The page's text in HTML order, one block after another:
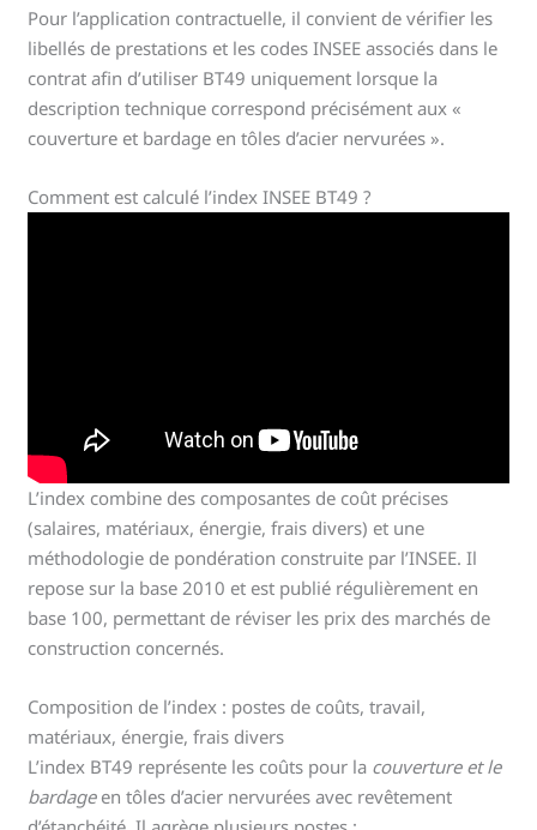
Pour l’application contractuelle, il convient de vérifier les
libellés de prestations et les codes INSEE associés dans le
contrat afin d’utiliser BT49 uniquement lorsque la
description technique correspond précisément aux «
couverture et bardage en tôles d’acier nervurées ».
Comment est calculé l’index INSEE BT49 ?
L’index combine des composantes de coût précises
(salaires, matériaux, énergie, frais divers) et une
méthodologie de pondération construite par l’INSEE. Il
repose sur la base 2010 et est publié régulièrement en
base 100, permettant de réviser les prix des marchés de
construction concernés.
Composition de l’index : postes de coûts, travail,
matériaux, énergie, frais divers
L’index BT49 représente les coûts pour la couverture et le
bardageen tôles d’acier nervurées avec revêtement